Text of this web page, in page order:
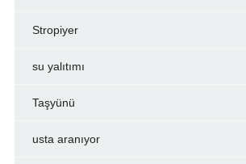
Stropiyer
su yalıtımı
Taşyünü
usta aranıyor